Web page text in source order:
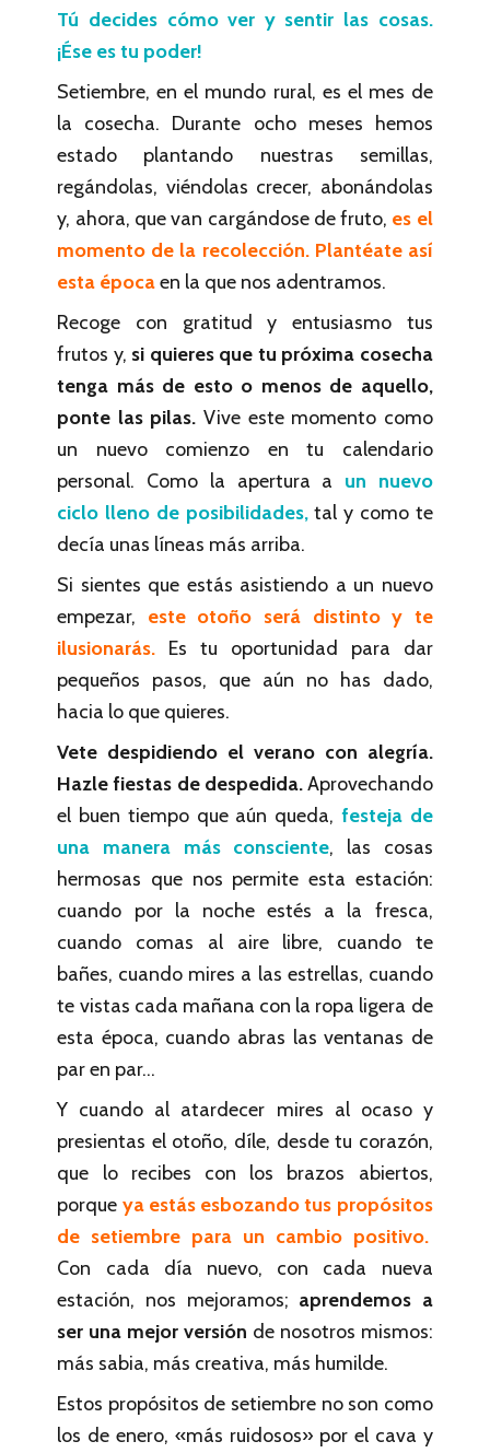
Tú decides cómo ver y sentir las cosas.
¡Ése es tu poder!
Setiembre, en el mundo rural, es el mes de
la cosecha. Durante ocho meses hemos
estado plantando nuestras semillas,
regándolas, viéndolas crecer, abonándolas
y, ahora, que van cargándose de fruto, es el
momento de la recolección. Plantéate así
esta épocaen la que nos adentramos.
Recoge con gratitud y entusiasmo tus
frutos y, si quieres que tu próxima cosecha
tenga más de esto o menos de aquello,
ponte las pilas. Vive este momento como
un nuevo comienzo en tu calendario
personal. Como la apertura a un nuevo
ciclo lleno de posibilidades,tal y como te
decía unas líneas más arriba.
Si sientes que estás asistiendo a un nuevo
empezar, este otoño será distinto y te
ilusionarás. Es tu oportunidad para dar
pequeños pasos, que aún no has dado,
hacia lo que quieres.
Vete despidiendo el verano con alegría.
Hazle fiestas de despedida.Aprovechando
el buen tiempo que aún queda, festeja de
una manera más consciente, las cosas
hermosas que nos permite esta estación:
cuando por la noche estés a la fresca,
cuando comas al aire libre, cuando te
bañes, cuando mires a las estrellas, cuando
te vistas cada mañana con la ropa ligera de
esta época, cuando abras las ventanas de
par en par…
Y cuando al atardecer mires al ocaso y
presientas el otoño, díle, desde tu corazón,
que lo recibes con los brazos abiertos,
porque ya estás esbozando tus propósitos
de setiembre para un cambio positivo.
Con cada día nuevo, con cada nueva
estación, nos mejoramos; aprendemos a
ser una mejor versión de nosotros mismos:
más sabia, más creativa, más humilde.
Estos propósitos de setiembre no son como
los de enero, «más ruidosos» por el cava y